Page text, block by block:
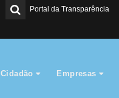
Portal da Transparência
Cidadão Empresas